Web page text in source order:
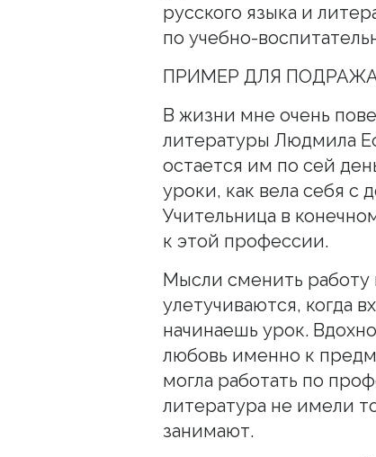
русского языка и
по учебно-
ПРИМЕР ДЛЯ
В жизни мне очень
литературы Людмила
остается им по сей
уроки, как вела себя с
Учительница в
к этой профессии.
Мысли сменить работу
улетучиваются, когда
начинаешь урок.
любовь именно к
могла работать по
литература не имели
занимают.